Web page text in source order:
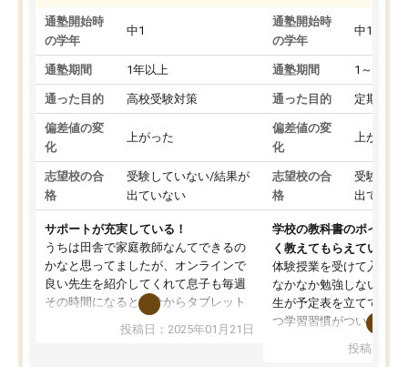
通塾開始時
の学年
中1
通塾期間 1年以上
通った目的 高校受験対策
偏差値の変
化
上がった
志望校の合
格
受験していない/結果が
出ていない
サポートが充実している！
うちは田舎で家庭教師なんてできるの
かなと思ってましたが、オンラインで
良い先生を紹介してくれて息子も毎週
その時間になると自分からタブレット
を開いてzoomを繋げるようになりまし
た！5科目なんでもOKなのもとても気
投稿日：2025年01月21日
通塾開始時
の学年
中1
通塾期間 1～3ヵ月
通った目的 定期テス
偏差値の変
化
上がった
志望校の合
格
受験して
出ていな
学校の教科書のポイント
く教えてもらえている
体験授業を受けて入塾し
なかなか勉強しない息子
生が予定表を立ててくれ
つ学習習慣がついてきま
指導が無い日も予定表
投稿日：